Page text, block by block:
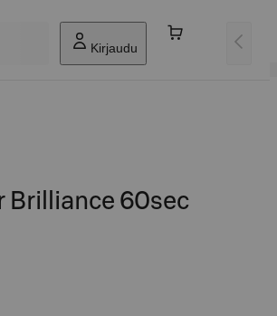
Kirjaudu
Brilliance 60sec